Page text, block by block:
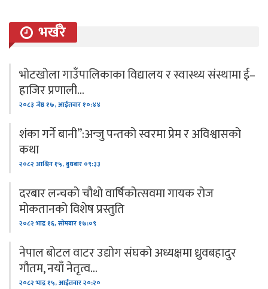
भर्खरै
भोटखोला गाउँपालिकाका विद्यालय र स्वास्थ्य संस्थामा ई–
हाजिर प्रणाली…
२०८३ जेष्ठ १७, आईतवार १०:४४
शंका गर्ने बानी”:अन्जु पन्तको स्वरमा प्रेम र अविश्वासको
कथा
२०८२ आश्विन १५, बुधबार ०९:३३
दरबार लन्चको चौथो वार्षिकोत्सवमा गायक रोज
मोकतानको विशेष प्रस्तुति
२०८२ भाद्र १६, सोमबार १७:०९
नेपाल बोटल वाटर उद्योग संघको अध्यक्षमा ध्रुवबहादुर
गौतम, नयाँ नेतृत्व…
२०८२ भाद्र १५, आईतवार २०:२०